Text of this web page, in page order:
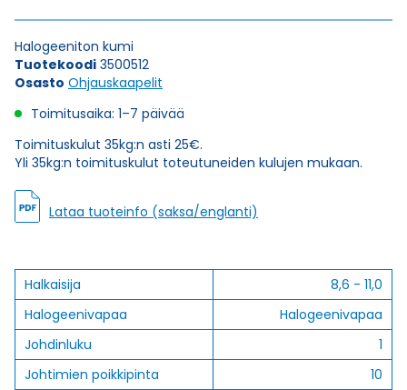
määrä
Halogeeniton kumi
Tuotekoodi 3500512
Osasto Ohjauskaapelit
Toimitusaika: 1–7 päivää
Toimituskulut 35kg:n asti 25€.
Yli 35kg:n toimituskulut toteutuneiden kulujen mukaan.
Lataa tuoteinfo (saksa/englanti)
Halkaisija
8,6 - 11,0
Halogeenivapaa
Halogeenivapaa
Johdinluku
1
Johtimien poikkipinta
10